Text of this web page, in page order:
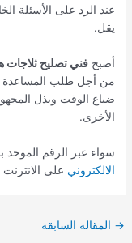
عند الرد على الأسئلة
يقل.
أصبحفني تصليح ثلاجات
من أجل طلب المساعدة
ضياع الوقت وبذل
الأخرى.
سواء عبر الرقم الموحد
الالكتروني على الانترنت
→ المقالة السابقة